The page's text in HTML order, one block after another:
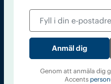
Sveriges största tidning
Tidningen Accent, A4,
Genom att anmäla dig
Accents